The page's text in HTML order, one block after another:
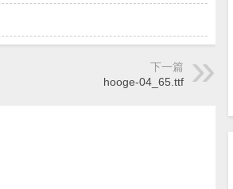
下一篇
hooge-04_65.ttf